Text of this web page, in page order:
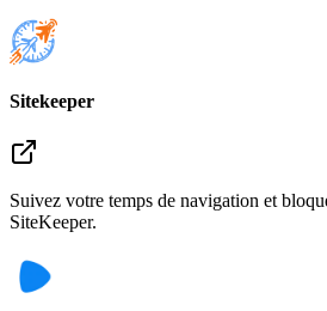
Sitekeeper
Suivez votre temps de navigation et
SiteKeeper.